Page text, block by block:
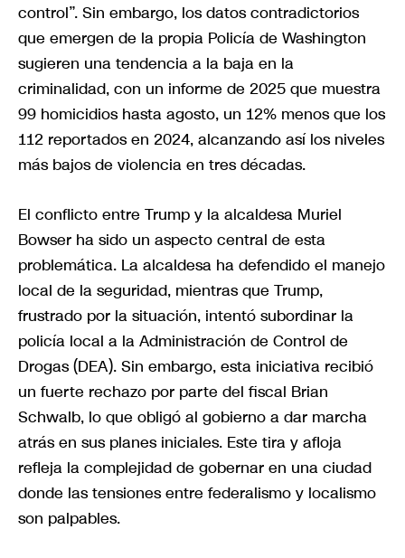
control”. Sin embargo, los datos contradictorios
que emergen de la propia Policía de Washington
sugieren una tendencia a la baja en la
criminalidad, con un informe de 2025 que muestra
99 homicidios hasta agosto, un 12% menos que los
112 reportados en 2024, alcanzando así los niveles
más bajos de violencia en tres décadas.
El conflicto entre Trump y la alcaldesa Muriel
Bowser ha sido un aspecto central de esta
problemática. La alcaldesa ha defendido el manejo
local de la seguridad, mientras que Trump,
frustrado por la situación, intentó subordinar la
policía local a la Administración de Control de
Drogas (DEA). Sin embargo, esta iniciativa recibió
un fuerte rechazo por parte del fiscal Brian
Schwalb, lo que obligó al gobierno a dar marcha
atrás en sus planes iniciales. Este tira y afloja
refleja la complejidad de gobernar en una ciudad
donde las tensiones entre federalismo y localismo
son palpables.